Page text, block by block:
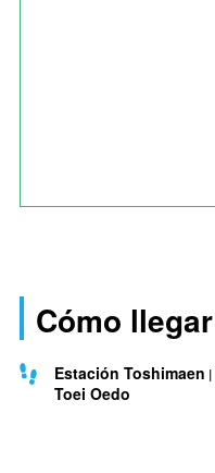
Cómo llegar
Estación Toshimaen
Toei Oedo